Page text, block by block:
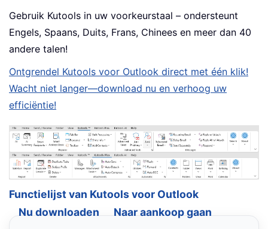
Gebruik Kutools in uw voorkeurstaal – ondersteunt
Engels, Spaans, Duits, Frans, Chinees en meer dan 40
andere talen!
Ontgrendel Kutools voor Outlook direct met één klik!
Wacht niet langer—download nu en verhoog uw
efficiëntie!
Functielijst van Kutools voor Outlook
Nu downloaden
Naar aankoop gaan